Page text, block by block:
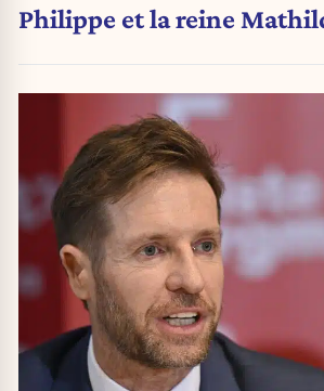
Philippe et la reine